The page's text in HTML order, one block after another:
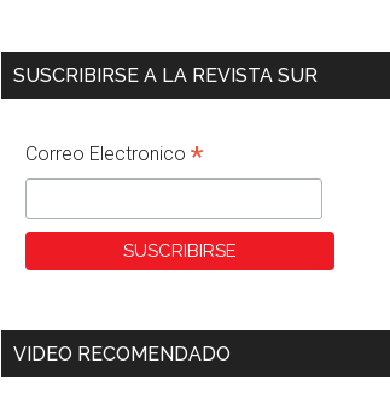
SUSCRIBIRSE A LA REVISTA SUR
Correo Electronico *
VIDEO RECOMENDADO